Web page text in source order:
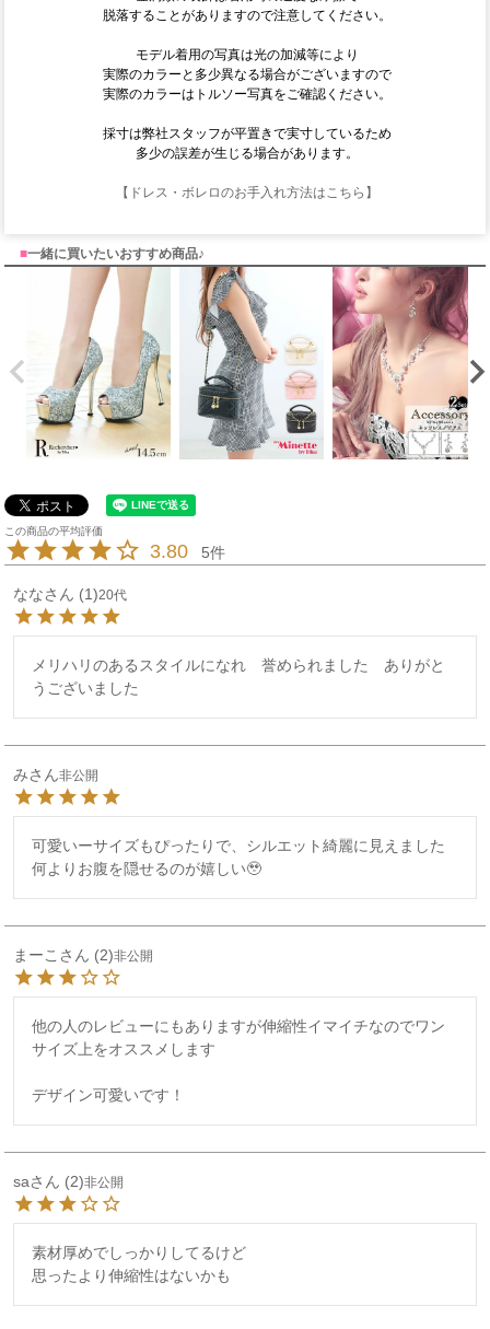
脱落することがありますので注意してください。
モデル着用の写真は光の加減等により
実際のカラーと多少異なる場合がございますので
実際のカラーはトルソー写真をご確認ください。
採寸は弊社スタッフが平置きで実寸しているため
多少の誤差が生じる場合があります。
【ドレス・ボレロのお手入れ方法はこちら】
■一緒に買いたいおすすめ商品♪
3.80 5
なな 1 20代
メリハリのあるスタイルになれ　誉められました　ありがと
み 非公開
可愛いーサイズもぴったりで、シルエット綺麗に見えました
何よりお腹を隠せるのが嬉しい🥹
まーこ 2 非公開
他の人のレビューにもありますが伸縮性イマイチなのでワン
サイズ上をオススメします
デザイン可愛いです！
sa 2 非公開
素材厚めでしっかりしてるけど